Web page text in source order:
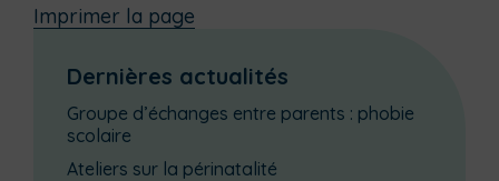
Imprimer la page
Dernières actualités
Groupe d’échanges entre parents : phobie
scolaire
Ateliers sur la périnatalité